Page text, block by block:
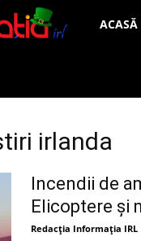
Informația
ACASĂ
irlanda
Incendii de
Elicoptere și
Redacția Informația IRL